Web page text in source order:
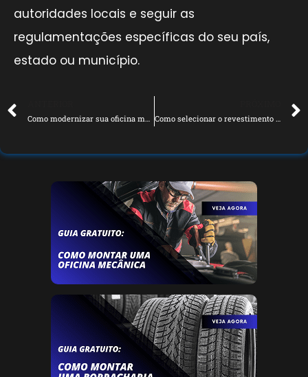
autoridades locais e seguir as
regulamentações específicas do seu país,
estado ou município.
Como modernizar sua oficina mecânica ou centro automotivo em 2025 Como selecionar o revestimento do piso para sua oficina de mecânica?